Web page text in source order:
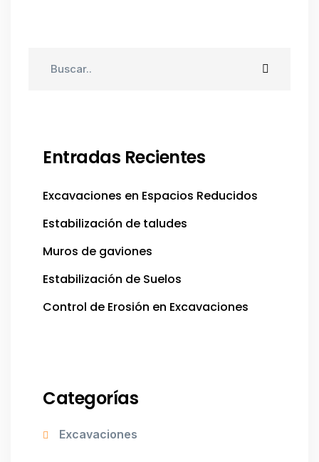
Entradas Recientes
Excavaciones en Espacios Reducidos
Estabilización de taludes
Muros de gaviones
Estabilización de Suelos
Control de Erosión en Excavaciones
Categorías
Excavaciones